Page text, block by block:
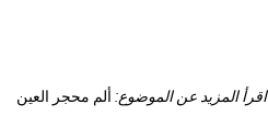
اقرأ المزيد عن الموضوع: ألم محجر العين